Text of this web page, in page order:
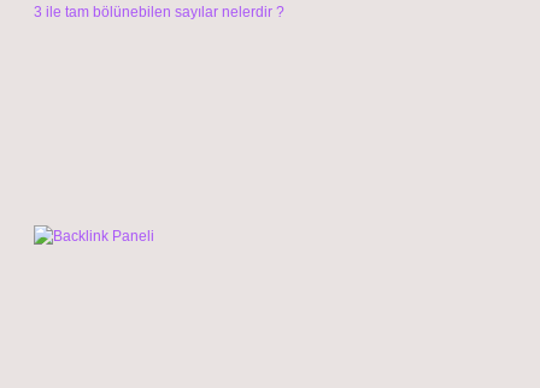
3 ile tam bölünebilen sayılar nelerdir ?